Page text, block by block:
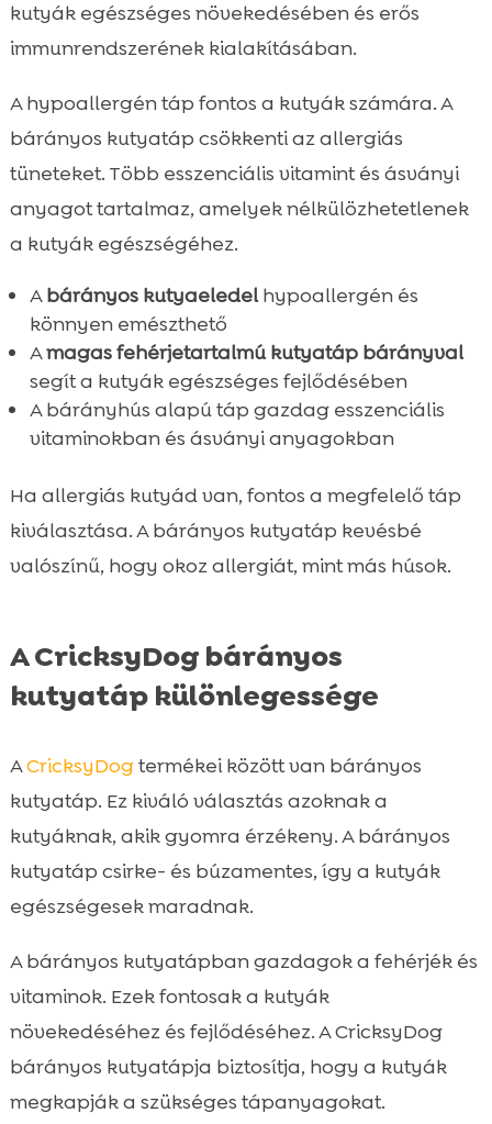
kutyák egészséges növekedésében és erős
immunrendszerének kialakításában.
A hypoallergén táp fontos a kutyák számára. A
bárányos kutyatáp csökkenti az allergiás
tüneteket. Több esszenciális vitamint és ásványi
anyagot tartalmaz, amelyek nélkülözhetetlenek
a kutyák egészségéhez.
Abárányos kutyaeledelhypoallergén és
könnyen emészthető
Amagas fehérjetartalmú kutyatáp bárányval
segít a kutyák egészséges fejlődésében
A bárányhús alapú táp gazdag esszenciális
vitaminokban és ásványi anyagokban
Ha allergiás kutyád van, fontos a megfelelő táp
kiválasztása. A bárányos kutyatáp kevésbé
valószínű, hogy okoz allergiát, mint más húsok.
A CricksyDog bárányos
kutyatáp különlegessége
ACricksyDogtermékei között van bárányos
kutyatáp. Ez kiváló választás azoknak a
kutyáknak, akik gyomra érzékeny. A bárányos
kutyatáp csirke- és búzamentes, így a kutyák
egészségesek maradnak.
A bárányos kutyatápban gazdagok a fehérjék és
vitaminok. Ezek fontosak a kutyák
növekedéséhez és fejlődéséhez. A CricksyDog
bárányos kutyatápja biztosítja, hogy a kutyák
megkapják a szükséges tápanyagokat.